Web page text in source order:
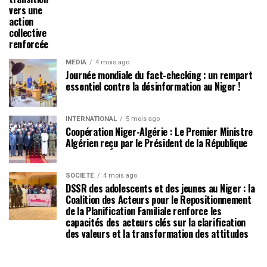
vers une
action
collective
renforcée
MÉDIA 4 mois ago
Journée mondiale du fact-checking : un rempart
essentiel contre la désinformation au Niger !
INTERNATIONAL 5 mois ago
Coopération Niger-Algérie : Le Premier Ministre
Algérien reçu par le Président de la République
SOCIÉTÉ 4 mois ago
DSSR des adolescents et des jeunes au Niger : la
Coalition des Acteurs pour le Repositionnement
de la Planification Familiale renforce les
capacités des acteurs clés sur la clarification
des valeurs et la transformation des attitudes